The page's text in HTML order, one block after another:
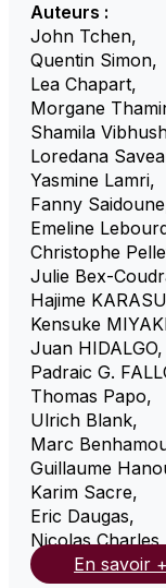
Auteurs :
John Tchen,
Quentin Simon,
Lea Chapart,
Morgane
Shamila
Loredana
Yasmine Lamri,
Fanny Saidoune
Emeline
Christophe
Julie Bex-
Hajime
Kensuke
Juan HIDALGO,
Padraic G.
Thomas Papo,
Ulrich Blank,
Marc
Guillaume
Karim Sacre,
Eric Daugas,
Nicolas Charles,
En savoir +